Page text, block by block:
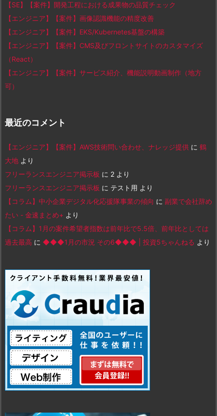
【SE】【案件】開発工程における成果物の品質チェック
【エンジニア】【案件】画像認識機能の精度改善
【エンジニア】【案件】EKS/Kubernetes基盤の構築
【エンジニア】【案件】CMS及びフロントサイトのカスタマイズ
（React）
【エンジニア】【案件】サービス紹介、機能説明動画制作（地方
可）
最近のコメント
【エンジニア】【案件】AWS技術問い合わせ、ナレッジ提供 に 鶴
大地 より
フリーランスエンジニア掲示板 に 2 より
フリーランスエンジニア掲示板 に テスト用 より
【コラム】中小企業デジタル化応援隊事業の傾向 に 副業で会社辞め
たい - 金速まとめ+ より
【コラム】1月の案件希望者指数は前年比で5.5倍、前年比としては
過去最高 に ◆◆◆1月の市況 その6◆◆◆ | 投資5ちゃんねる より